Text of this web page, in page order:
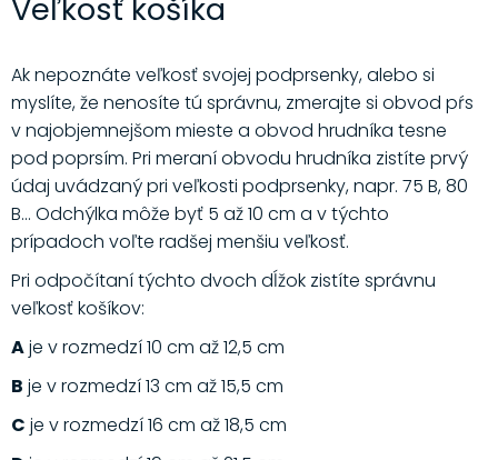
Veľkosť košíka
Ak nepoznáte veľkosť svojej podprsenky, alebo si
myslíte, že nenosíte tú správnu, zmerajte si obvod pŕs
v najobjemnejšom mieste a obvod hrudníka tesne
pod poprsím. Pri meraní obvodu hrudníka zistíte prvý
údaj uvádzaný pri veľkosti podprsenky, napr. 75 B, 80
B... Odchýlka môže byť 5 až 10 cm a v týchto
prípadoch voľte radšej menšiu veľkosť.
Pri odpočítaní týchto dvoch dĺžok zistíte správnu
veľkosť košíkov:
Aje v rozmedzí 10 cm až 12,5 cm
B je v rozmedzí 13 cm až 15,5 cm
C je v rozmedzí 16 cm až 18,5 cm